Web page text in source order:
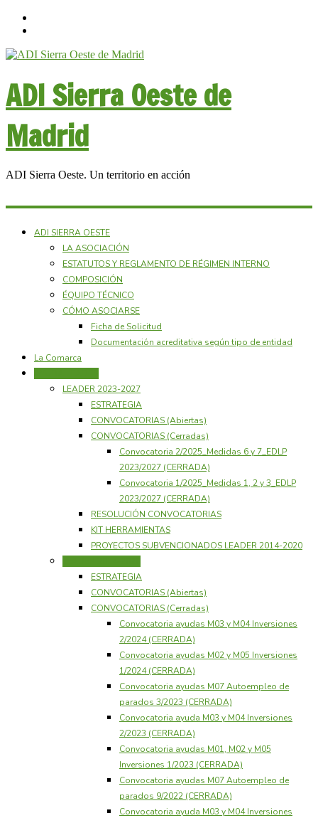
ADI Sierra Oeste de
Madrid
ADI Sierra Oeste. Un territorio en acción
ADI SIERRA OESTE
LA ASOCIACIÓN
ESTATUTOS Y REGLAMENTO DE RÉGIMEN INTERNO
COMPOSICIÓN
ÉQUIPO TÉCNICO
CÓMO ASOCIARSE
Ficha de Solicitud
Documentación acreditativa según tipo de entidad
La Comarca
LEADER 2023-2027
ESTRATEGIA
CONVOCATORIAS (Abiertas)
CONVOCATORIAS (Cerradas)
Convocatoria 2/2025_Medidas 6 y 7_EDLP
2023/2027 (CERRADA)
Convocatoria 1/2025_Medidas 1, 2 y 3_EDLP
2023/2027 (CERRADA)
RESOLUCIÓN CONVOCATORIAS
KIT HERRAMIENTAS
PROYECTOS SUBVENCIONADOS LEADER 2014-2020
ESTRATEGIA
CONVOCATORIAS (Abiertas)
CONVOCATORIAS (Cerradas)
Convocatoria ayudas M03 y M04 Inversiones
2/2024 (CERRADA)
Convocatoria ayudas M02 y M05 Inversiones
1/2024 (CERRADA)
Convocatoria ayudas M07 Autoempleo de
parados 3/2023 (CERRADA)
Convocatoria ayuda M03 y M04 Inversiones
2/2023 (CERRADA)
Convocatoria ayudas M01, M02 y M05
Inversiones 1/2023 (CERRADA)
Convocatoria ayudas M07 Autoempleo de
parados 9/2022 (CERRADA)
Convocatoria ayuda M03 y M04 Inversiones